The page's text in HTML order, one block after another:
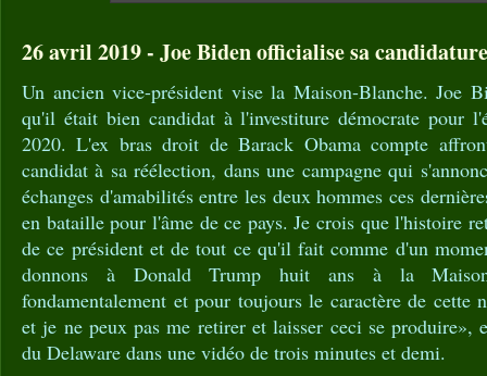
26 avril 2019 - Joe Biden officialise sa
Un ancien vice-président vise la Maison-Blanche. Joe
qu'il était bien candidat à l'investiture démocrate pour
2020. L'ex bras droit de Barack Obama compte
candidat à sa réélection, dans une campagne qui
échanges d'amabilités entre les deux hommes ces
en bataille pour l'âme de ce pays. Je crois que l'histoire
de ce président et de tout ce qu'il fait comme d'un
donnons à Donald Trump huit ans à la
fondamentalement et pour toujours le caractère de cette
et je ne peux pas me retirer et laisser ceci se produire»,
du Delaware dans une vidéo de trois minutes et demi.